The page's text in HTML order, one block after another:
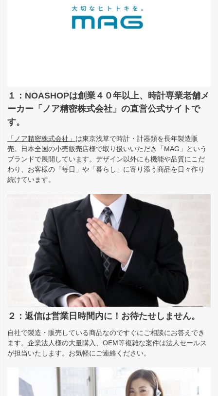
１：NOASHOPは創業４０年以上、時計専業老舗メ
ーカー「ノア精密株式会社」の直営公式サイトで
す。
「ノア精密株式会社」 は東京浅草で時計・計器類を長年製造販
売。日本全国の小売販売店様で取り扱いいただき「MAG」という
ブランドで展開しています。デザイン以外にも機能や品質にこだ
わり、お客様の「毎日」や「暮らし」に寄り添う商品を日々作り
続けています。
２：返信は営業日時間内に！お待たせしません。
自社で製造・販売している商品なのですぐにご相談にお答えでき
ます。企業法人様の大量購入、OEM等複雑な案件は法人セールス
が担当いたします。お気軽にご連絡ください。